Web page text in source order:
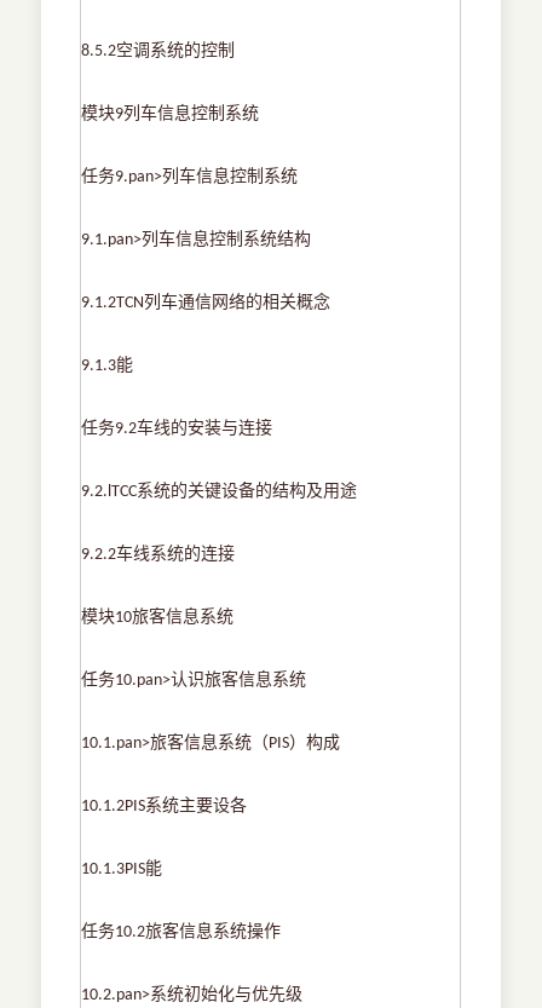
8.5.2空调系统的控制
模块9列车信息控制系统
任务9.pan>列车信息控制系统
9.1.pan>列车信息控制系统结构
9.1.2TCN列车通信网络的相关概念
9.1.3能
任务9.2车线的安装与连接
9.2.lTCC系统的关键设备的结构及用途
9.2.2车线系统的连接
模块10旅客信息系统
任务10.pan>认识旅客信息系统
10.1.pan>旅客信息系统（PIS）构成
10.1.2PIS系统主要设各
10.1.3PIS能
任务10.2旅客信息系统操作
10.2.pan>系统初始化与优先级